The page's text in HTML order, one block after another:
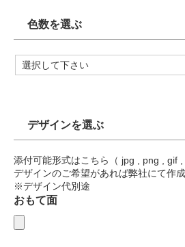
色数を選ぶ
デザインを選ぶ
添付可能形式はこちら（ jpg , png , gif ,
デザインのご希望があれば弊社にて作成
※デザイン代別途
おもて面